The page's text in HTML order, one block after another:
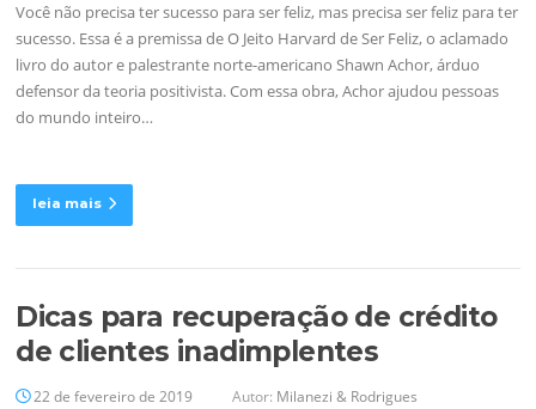
Você não precisa ter sucesso para ser feliz, mas precisa ser feliz para ter
sucesso. Essa é a premissa de O Jeito Harvard de Ser Feliz, o aclamado
livro do autor e palestrante norte-americano Shawn Achor, árduo
defensor da teoria positivista. Com essa obra, Achor ajudou pessoas
do mundo inteiro…
leia mais
Dicas para recuperação de crédito
de clientes inadimplentes
22 de fevereiro de 2019 Autor: Milanezi & Rodrigues